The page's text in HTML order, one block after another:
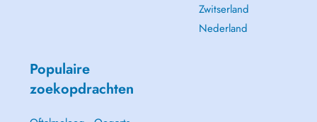
Zwitserland
Nederland
Populaire
zoekopdrachten